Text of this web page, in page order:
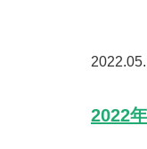
2022